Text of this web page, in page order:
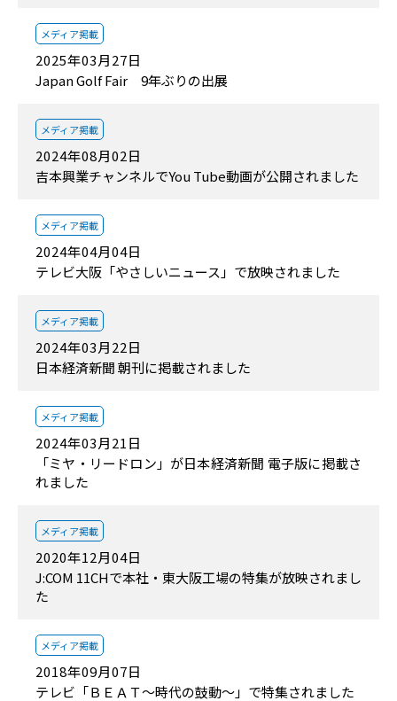
2025年03月27日
メディア掲載
Japan Golf Fair 9年ぶりの出展
2024年08月02日
メディア掲載
吉本興業チャンネルでYou Tube動画が公開されました
2024年04月04日
メディア掲載
テレビ大阪「やさしいニュース」で放映されました
2024年03月22日
メディア掲載
日本経済新聞 朝刊に掲載されました
2024年03月21日
メディア掲載
「ミヤ・リードロン」が日本経済新聞 電子版に掲載さ
れました
2020年12月04日
メディア掲載
J:COM 11CHで本社・東大阪工場の特集が放映されまし
た
2018年09月07日
メディア掲載
テレビ「ＢＥＡＴ～時代の鼓動～」で特集されました